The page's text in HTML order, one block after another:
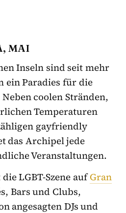
MAI
Inseln sind seit mehr
ein Paradies für die
coolen Stränden,
Temperaturen
gayfriendly
das Archipel jede
Veranstaltungen.
LGBT-Szene aufGran
Bars und Clubs,
angesagten DJs und